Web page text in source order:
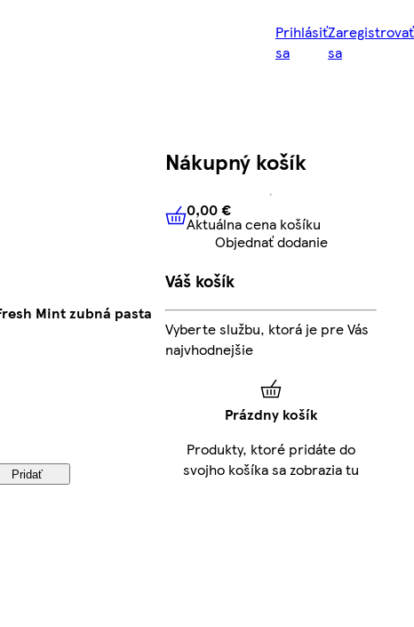
Prihlásiť
sa
Zaregistrovať
sa
Mint zubná pasta
Pridať
Nákupný košík
0,00 € Aktuálna cena košíku
0,00 €
Aktuálna cena košíku
Objednať dodanie
Váš košík
Vyberte službu, ktorá je pre Vás
najvhodnejšie
Prázdny košík
Produkty, ktoré pridáte do
svojho košíka sa zobrazia tu